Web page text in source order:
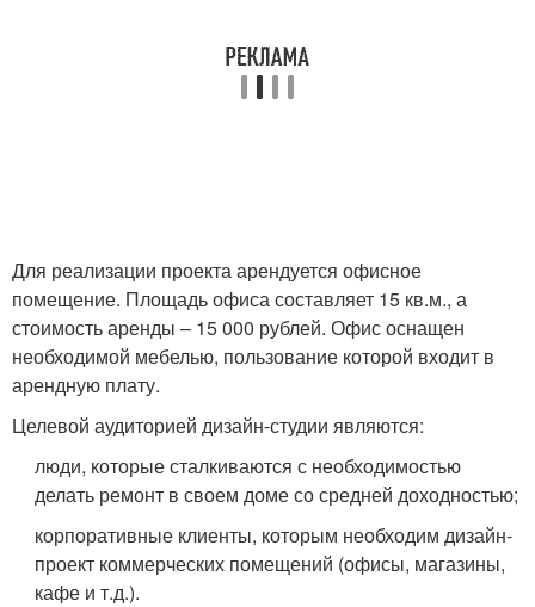
Для реализации проекта арендуется офисное
помещение. Площадь офиса составляет 15 кв.м., а
стоимость аренды – 15 000 рублей. Офис оснащен
необходимой мебелью, пользование которой входит в
арендную плату.
Целевой аудиторией дизайн-студии являются:
люди, которые сталкиваются с необходимостью
делать ремонт в своем доме со средней доходностью;
корпоративные клиенты, которым необходим дизайн-
проект коммерческих помещений (офисы, магазины,
кафе и т.д.).